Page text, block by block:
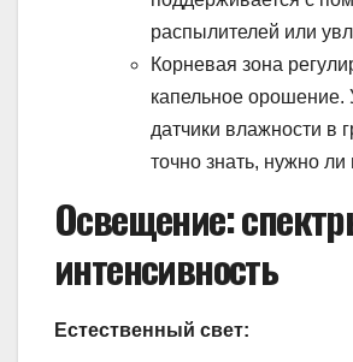
распылителей или
Корневая зона
капельное орошение.
датчики влажности в
точно знать, нужно ли
Освещение:
интенсивность
Естественный свет: